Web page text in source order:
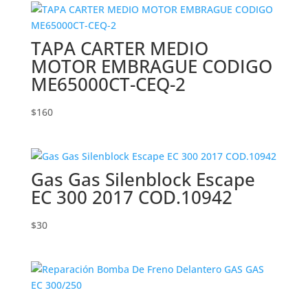
TAPA CARTER MEDIO
MOTOR EMBRAGUE CODIGO
ME65000CT-CEQ-2
$160
Gas Gas Silenblock Escape
EC 300 2017 COD.10942
$30